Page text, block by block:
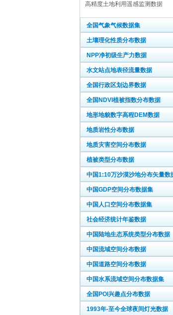
高精度土地利用遥感监测数据
全国气象气候数据集
土壤理化性质分布数据
NPP净初级生产力数据
水文站点地表径流量数据
全国行政区划边界数据
全国NDVI植被指数分布数据
地形地貌数字高程DEM数据
地质岩性分布数据
地质灾害空间分布数据
植被类型分布数据
中国1:10万沙漠沙地分布矢量数
中国GDP空间分布数据集
中国人口空间分布数据集
社会经济统计年鉴数据
中国陆地生态系统类型分布数据
中国流域空间分布数据
中国道路空间分布数据
中国水系流域空间分布数据集
全国POI兴趣点分布数据
1993年-至今全球夜间灯光数据